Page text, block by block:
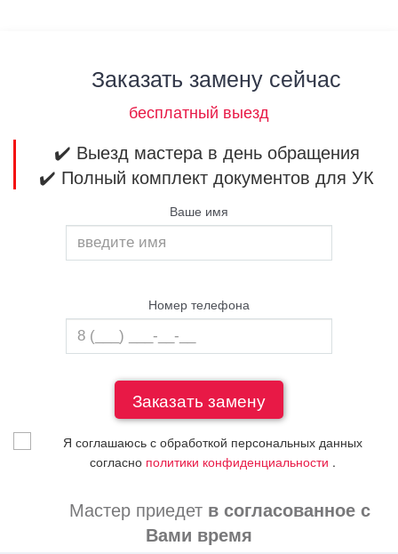
Заказать замену сейчас
бесплатный выезд
✔️ Выезд мастера в день обращения
✔️ Полный комплект документов для УК
Ваше имя
Номер телефона
Я соглашаюсь с обработкой персональных данных
согласно политики конфиденциальности .
Мастер приедет в согласованное с
Вами время